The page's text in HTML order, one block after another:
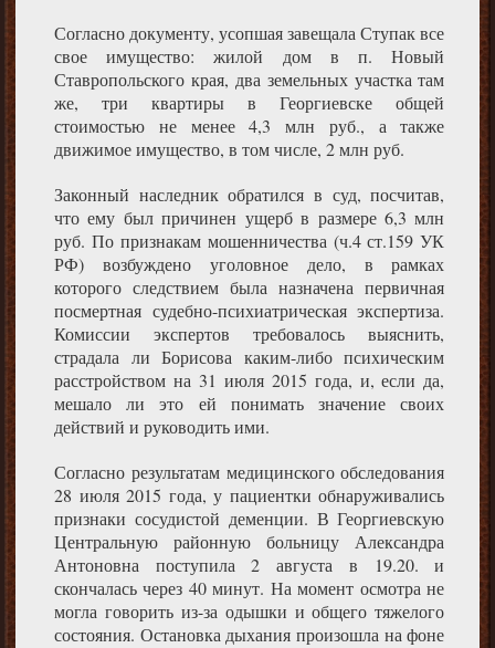
Согласно документу, усопшая завещала Ступак все
свое имущество: жилой дом в п. Новый
Ставропольского края, два земельных участка там
же, три квартиры в Георгиевске общей
стоимостью не менее 4,3 млн руб., а также
движимое имущество, в том числе, 2 млн руб.
Законный наследник обратился в суд, посчитав,
что ему был причинен ущерб в размере 6,3 млн
руб. По признакам мошенничества (ч.4 ст.159 УК
РФ) возбуждено уголовное дело, в рамках
которого следствием была назначена первичная
посмертная судебно-психиатрическая экспертиза.
Комиссии экспертов требовалось выяснить,
страдала ли Борисова каким-либо психическим
расстройством на 31 июля 2015 года, и, если да,
мешало ли это ей понимать значение своих
действий и руководить ими.
Согласно результатам медицинского обследования
28 июля 2015 года, у пациентки обнаруживались
признаки сосудистой деменции. В Георгиевскую
Центральную районную больницу Александра
Антоновна поступила 2 августа в 19.20. и
скончалась через 40 минут. На момент осмотра не
могла говорить из-за одышки и общего тяжелого
состояния. Остановка дыхания произошла на фоне